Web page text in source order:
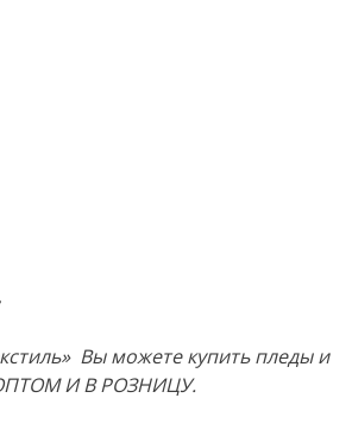
Вы можете купить пледы и
И В РОЗНИЦУ.